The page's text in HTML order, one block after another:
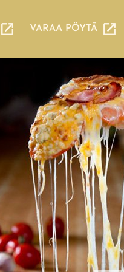
VARAA PÖYTÄ